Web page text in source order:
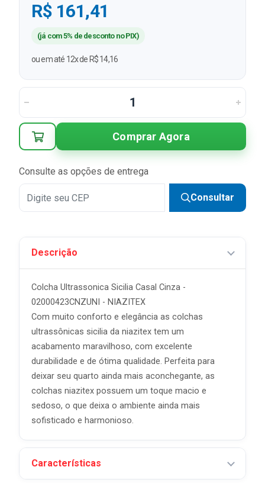
R$ 161,41
(já com 5% de desconto no PIX)
ou em até 12x de R$ 14,16
Comprar Agora
Consulte as opções de entrega
Consultar
Descrição
Colcha Ultrassonica Sicilia Casal Cinza -
02000423CNZUNI - NIAZITEX
Com muito conforto e elegância as colchas
ultrassônicas sicilia da niazitex tem um
acabamento maravilhoso, com excelente
durabilidade e de ótima qualidade. Perfeita para
deixar seu quarto ainda mais aconchegante, as
colchas niazitex possuem um toque macio e
sedoso, o que deixa o ambiente ainda mais
sofisticado e harmonioso.
Características